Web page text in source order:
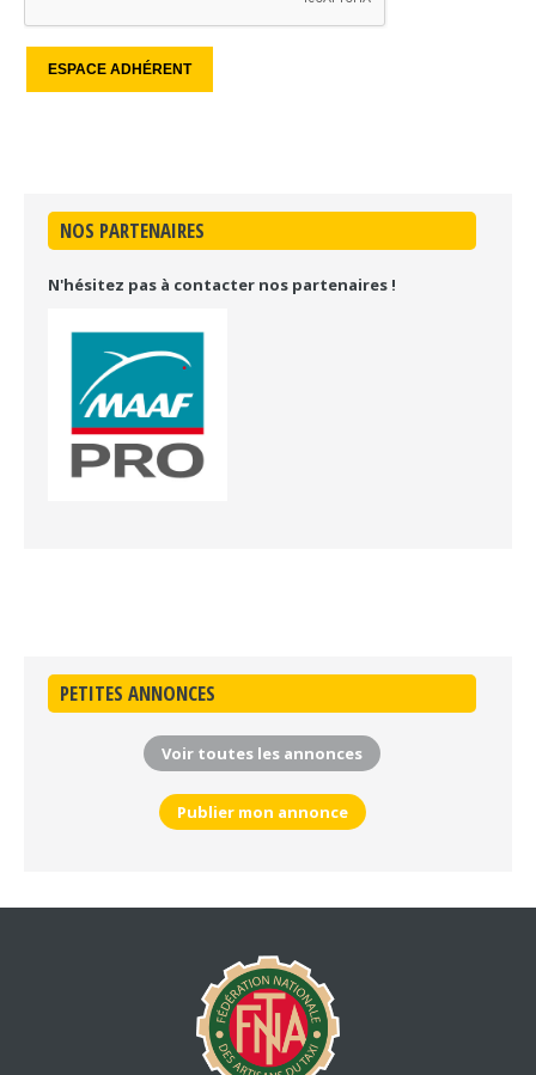
NOS PARTENAIRES
N'hésitez pas à contacter nos partenaires !
PETITES ANNONCES
Voir toutes les annonces
Publier mon annonce